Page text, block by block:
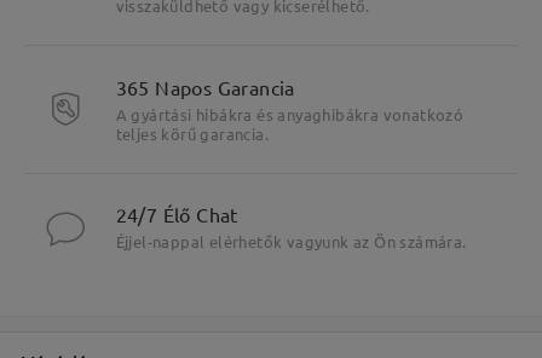
Fő jellemzők kiemelése
visszaküldhető vagy kicserélhető.
365 Napos Garancia
A gyártási hibákra és anyaghibákra vonatkozó
teljes körű garancia.
24/7 Élő Chat
Éjjel-nappal elérhetők vagyunk az Ön számára.